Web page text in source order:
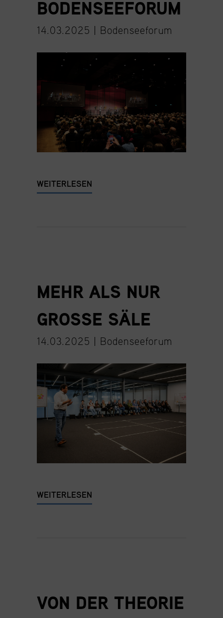
BODENSEEFORUM
14.03.2025 | Bodenseeforum
WEITERLESEN
MEHR ALS NUR
GROSSE SÄLE
14.03.2025 | Bodenseeforum
WEITERLESEN
VON DER THEORIE